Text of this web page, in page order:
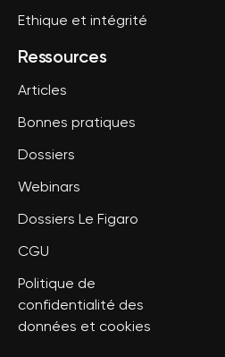
Ethique et intégrité
Ressources
Articles
Bonnes pratiques
Dossiers
Webinars
Dossiers Le Figaro
CGU
Politique de
confidentialité des
données et cookies